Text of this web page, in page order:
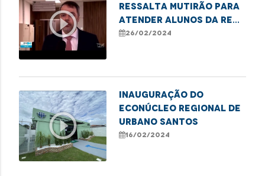
play_circle_outline
ressalta mutirão para
atender alunos da rede
pública que estão sem
26/02/2024
play_circle_outline
Inauguração do
Econúcleo Regional de
Urbano Santos
16/02/2024